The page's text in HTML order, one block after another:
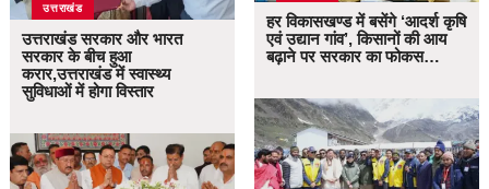
उत्तराखंड
उत्तराखंड सरकार और भारत
सरकार के बीच हुआ
करार,उत्तराखंड में स्वास्थ्य
सुविधाओं में होगा विस्तार
हर विकासखण्ड में बसेंगे ‘आदर्श कृषि
एवं उद्यान गांव’, किसानों की आय
बढ़ाने पर सरकार का फोकस…